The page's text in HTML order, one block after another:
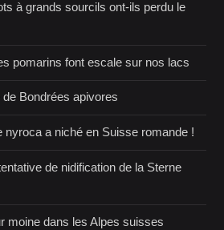
à grands sourcils ont-ils perdu le
pomarins font escale sur nos lacs
de Bondrées apivores
nyroca a niché en Suisse romande !
de nidification de la Sterne
moine dans les Alpes suisses